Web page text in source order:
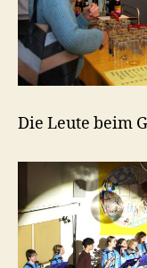
Die Leute beim